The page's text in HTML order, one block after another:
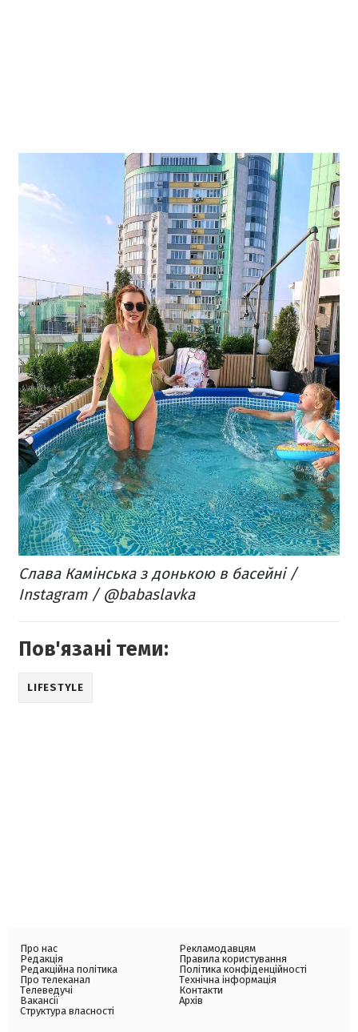
Слава Камінська з донькою в басейні /
Instagram / @babaslavka
Пов'язані теми:
LIFESTYLE
Про нас
Редакція
Редакційна політика
Про телеканал
Телеведучі
Вакансії
Структура власності
Рекламодавцям
Правила користування
Політика конфіденційності
Технічна інформація
Контакти
Архів